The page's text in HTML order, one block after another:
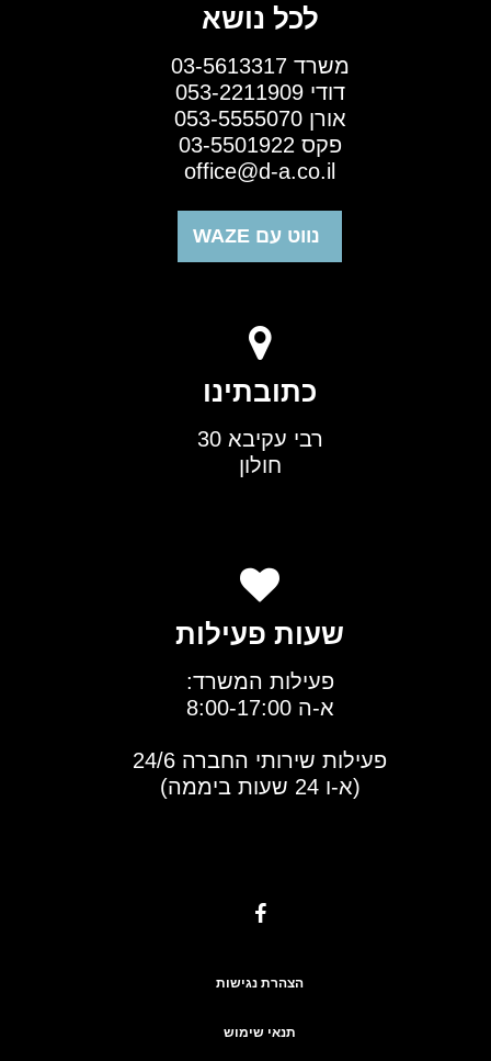
לכל נושא
משרד 03-5613317
דודי 053-2211909
אורן 053-5555070
פקס 03-5501922
office@d-a.co.il
נווט עם WAZE
כתובתינו
רבי עקיבא 30
חולון
שעות פעילות
פעילות המשרד:
א-ה 8:00-17:00
פעילות שירותי החברה 24/6
(א-ו 24 שעות ביממה)
הצהרת נגישות
תנאי שימוש